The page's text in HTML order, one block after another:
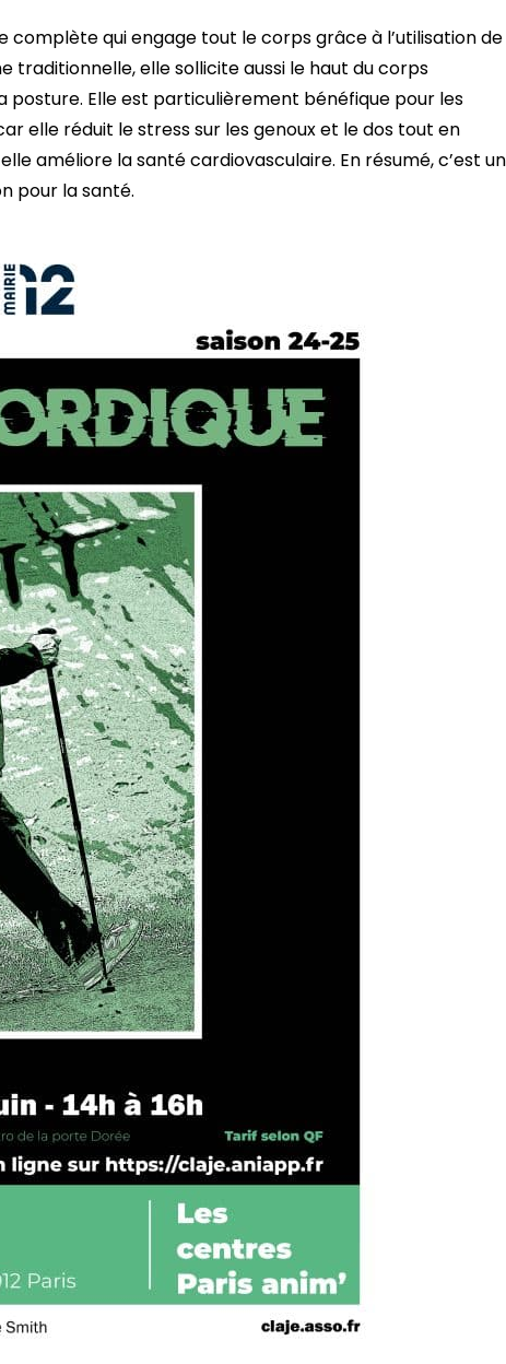
complète qui engage tout le corps grâce à l’utilisation de
elle sollicite aussi le haut du corps
posture. Elle est particulièrement bénéfique pour les
elle réduit le stress sur les genoux et le dos tout en
améliore la santé cardiovasculaire. En résumé, c’est un
pour la santé.